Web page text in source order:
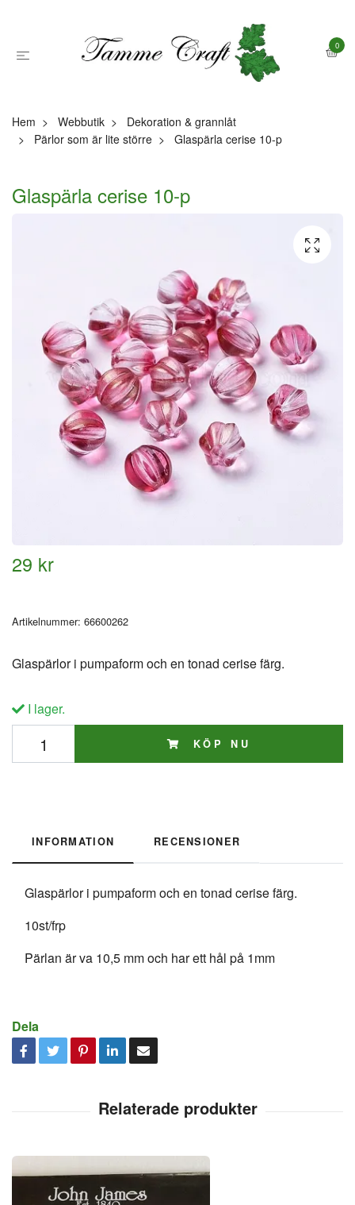
0
Hem Webbutik
Dekoration & grannlåt
Pärlor som är lite större
Glaspärla cerise 10-p
Glaspärla cerise 10-p
29 kr
Artikelnummer: 66600262
Glaspärlor i pumpaform och en tonad cerise färg.
I lager.
KÖP NU
INFORMATION RECENSIONER
Glaspärlor i pumpaform och en tonad cerise färg.
10st/frp
Pärlan är va 10,5 mm och har ett hål på 1mm
Dela